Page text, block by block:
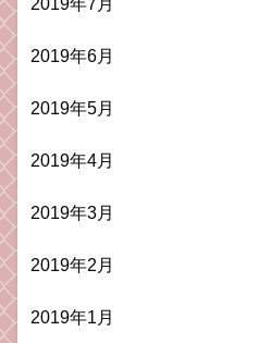
2019年7月
2019年6月
2019年5月
2019年4月
2019年3月
2019年2月
2019年1月